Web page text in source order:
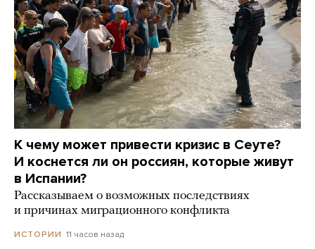
К чему может привести кризис в Сеуте?
И коснется ли он россиян, которые живут
в Испании?
Рассказываем о возможных последствиях
и причинах миграционного конфликта
ИСТОРИИ 11 часов назад